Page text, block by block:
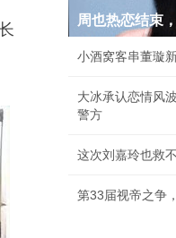
周也热恋结束
小酒窝客串董璇
大冰承认恋情风
警方
这次刘嘉玲也救
第33届视帝之争